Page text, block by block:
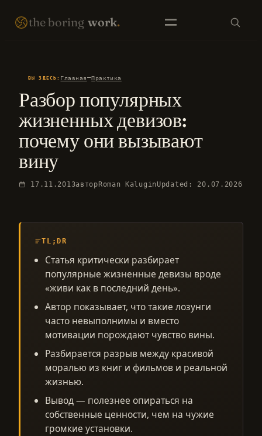
THE BORING WORK · SELF-IMPROVEMENT THAT COMPOUNDS · EST. 2007 · NO FIREWORKS ·
the boring work.
EN LIBRARY RU LIBRARY
ВЫ ЗДЕСЬ: Главная—Практика
Разбор популярных
жизненных девизов:
почему они вызывают
вину
17.11.2013автор Roman Kalugin Updated: 20.07.2026
TL;DR
Статья критически разбирает
популярные жизненные девизы вроде
«живи как в последний день».
Автор показывает, что такие лозунги
часто невыполнимы и вместо
мотивации порождают чувство вины.
Разбирается разрыв между красивой
моралью из книг и фильмов и реальной
жизнью.
Вывод — полезнее опираться на
собственные ценности, чем на чужие
громкие установки.